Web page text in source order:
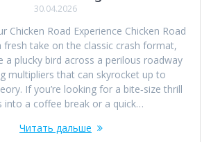
30.04.2026
Chicken Road Experience Chicken Road
fresh take on the classic crash format,
a plucky bird across a perilous roadway
multipliers that can skyrocket up to
If you’re looking for a bite‑size thrill
into a coffee break or a quick…
Читать дальше